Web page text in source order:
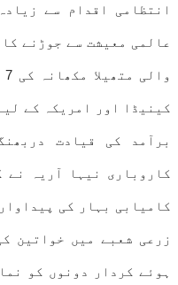
انتظامی اقدام سے
عالمی معیشت سے جوڑنے
کینیڈا اور امریکہ کے
برآمد کی قیادت
کاروباری نیہا آریہ نے
کامیابی بہار کی
زرعی شعبے میں خواتین
ہوئے کردار دونوں کو